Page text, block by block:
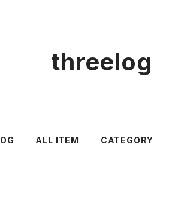
threelog
ALL ITEM CATEGORY